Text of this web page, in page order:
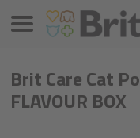
Brit Care Cat
FLAVOUR BOX
Meniu